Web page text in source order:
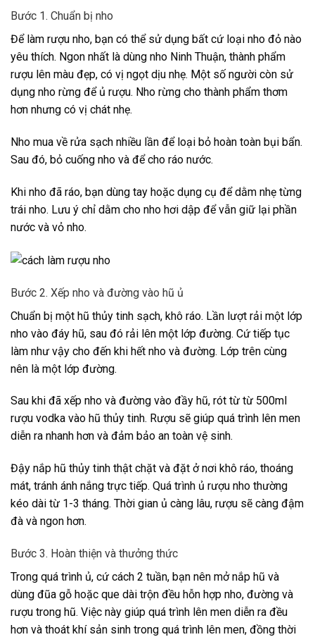
Bước 1. Chuẩn bị nho
Để làm rượu nho, bạn có thể sử dụng bất cứ loại nho đỏ nào
yêu thích. Ngon nhất là dùng nho Ninh Thuận, thành phẩm
rượu lên màu đẹp, có vị ngọt dịu nhẹ. Một số người còn sử
dụng nho rừng để ủ rượu. Nho rừng cho thành phẩm thơm
hơn nhưng có vị chát nhẹ.
Nho mua về rửa sạch nhiều lần để loại bỏ hoàn toàn bụi bẩn.
Sau đó, bỏ cuống nho và để cho ráo nước.
Khi nho đã ráo, bạn dùng tay hoặc dụng cụ để dằm nhẹ từng
trái nho. Lưu ý chỉ dằm cho nho hơi dập để vẫn giữ lại phần
nước và vỏ nho.
Bước 2. Xếp nho và đường vào hũ ủ
Chuẩn bị một hũ thủy tinh sạch, khô ráo. Lần lượt rải một lớp
nho vào đáy hũ, sau đó rải lên một lớp đường. Cứ tiếp tục
làm như vậy cho đến khi hết nho và đường. Lớp trên cùng
nên là một lớp đường.
Sau khi đã xếp nho và đường vào đầy hũ, rót từ từ 500ml
rượu vodka vào hũ thủy tinh. Rượu sẽ giúp quá trình lên men
diễn ra nhanh hơn và đảm bảo an toàn vệ sinh.
Đậy nắp hũ thủy tinh thật chặt và đặt ở nơi khô ráo, thoáng
mát, tránh ánh nắng trực tiếp. Quá trình ủ rượu nho thường
kéo dài từ 1-3 tháng. Thời gian ủ càng lâu, rượu sẽ càng đậm
đà và ngon hơn.
Bước 3. Hoàn thiện và thưởng thức
Trong quá trình ủ, cứ cách 2 tuần, bạn nên mở nắp hũ và
dùng đũa gỗ hoặc que dài trộn đều hỗn hợp nho, đường và
rượu trong hũ. Việc này giúp quá trình lên men diễn ra đều
hơn và thoát khí sản sinh trong quá trình lên men, đồng thời